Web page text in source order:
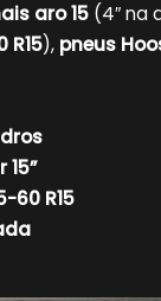
aro 15 (4″ na
R15), pneus
60 R15